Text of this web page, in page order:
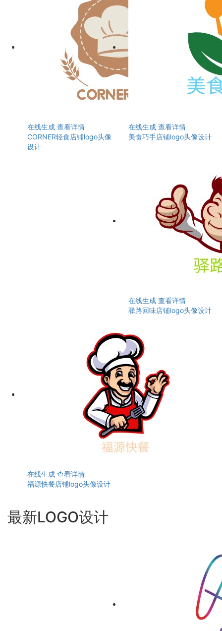
在线生成 查看详情
CORNER轻食店铺logo头像
设计
在线生成 查看详情
美食巧手店铺logo头像设计
在线生成 查看详情
驿路回味店铺logo头像设计
在线生成 查看详情
福源快餐店铺logo头像设计
最新LOGO设计